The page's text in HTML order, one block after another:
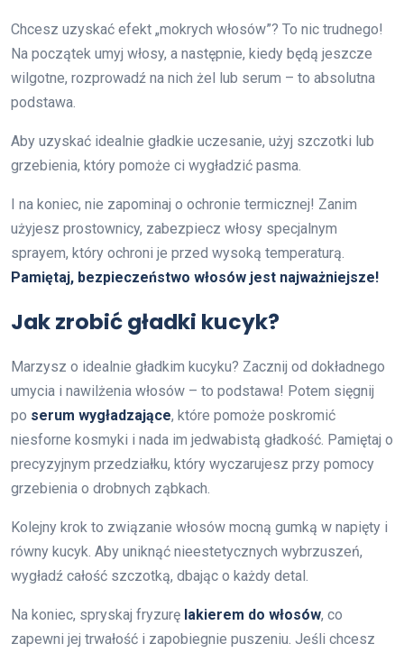
Chcesz uzyskać efekt „mokrych włosów”? To nic trudnego!
Na początek umyj włosy, a następnie, kiedy będą jeszcze
wilgotne, rozprowadź na nich żel lub serum – to absolutna
podstawa.
Aby uzyskać idealnie gładkie uczesanie, użyj szczotki lub
grzebienia, który pomoże ci wygładzić pasma.
I na koniec, nie zapominaj o ochronie termicznej! Zanim
użyjesz prostownicy, zabezpiecz włosy specjalnym
sprayem, który ochroni je przed wysoką temperaturą.
Pamiętaj, bezpieczeństwo włosów jest najważniejsze!
Jak zrobić gładki kucyk?
Marzysz o idealnie gładkim kucyku? Zacznij od dokładnego
umycia i nawilżenia włosów – to podstawa! Potem sięgnij
po serum wygładzające, które pomoże poskromić
niesforne kosmyki i nada im jedwabistą gładkość. Pamiętaj o
precyzyjnym przedziałku, który wyczarujesz przy pomocy
grzebienia o drobnych ząbkach.
Kolejny krok to związanie włosów mocną gumką w napięty i
równy kucyk. Aby uniknąć nieestetycznych wybrzuszeń,
wygładź całość szczotką, dbając o każdy detal.
Na koniec, spryskaj fryzurę lakierem do włosów, co
zapewni jej trwałość i zapobiegnie puszeniu. Jeśli chcesz